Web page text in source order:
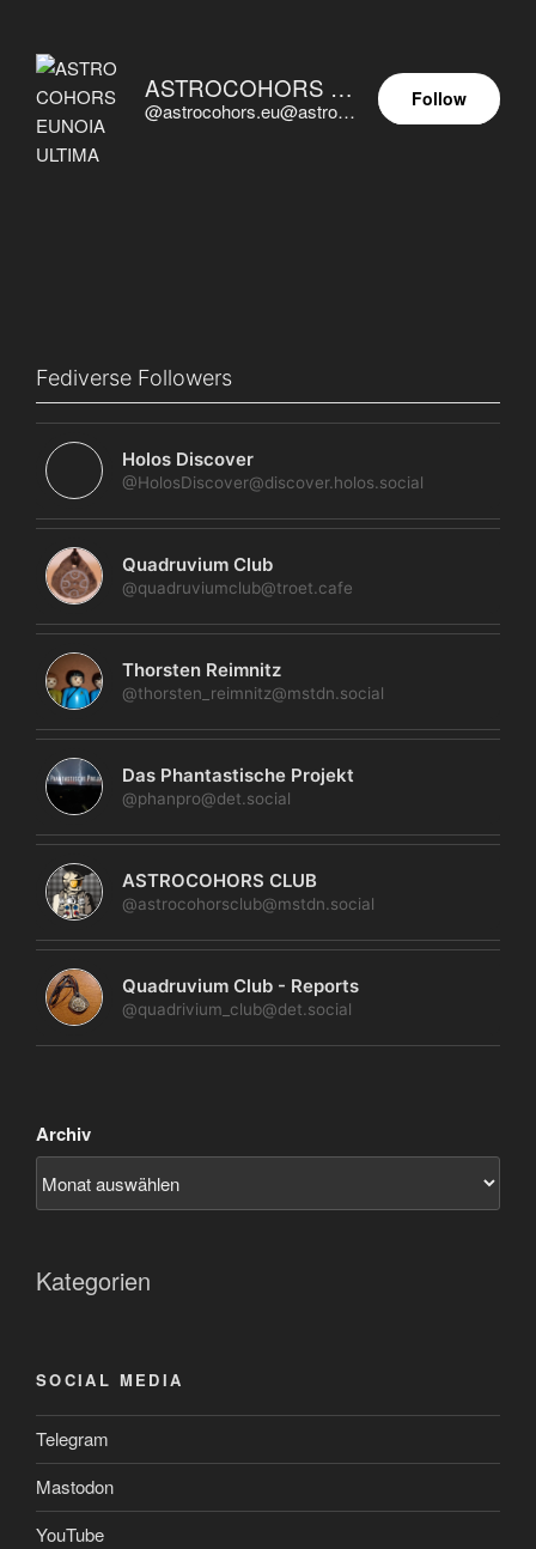
ASTROCOHORS EUNOIA ULTIMA
@astrocohors.eu@astrocohors.eu
Follow
Fediverse Followers
Holos Discover
@HolosDiscover@discover.holos.social
Quadruvium Club
@quadruviumclub@troet.cafe
Thorsten Reimnitz
@thorsten_reimnitz@mstdn.social
Das Phantastische Projekt
@phanpro@det.social
ASTROCOHORS CLUB
@astrocohorsclub@mstdn.social
Quadruvium Club - Reports
@quadrivium_club@det.social
Archiv
Kategorien
SOCIAL MEDIA
Telegram
Mastodon
YouTube